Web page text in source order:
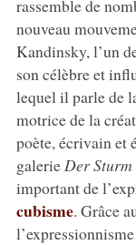
rassemble de
nouveau
Kandinsky, l’un
son célèbre et
lequel il parle de
motrice de la
poète, écrivain et
galerie Der Sturm
important de
cubisme. Grâce